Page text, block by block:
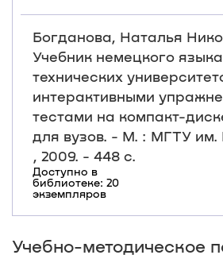
Богданова, Наталья
Учебник немецкого
технических
интерактивными
тестами на компакт-
для вузов. - М. : МГТУ
, 2009. - 448 с.
Доступно в
библиотеке: 20
экземпляров
Учебно-методическое